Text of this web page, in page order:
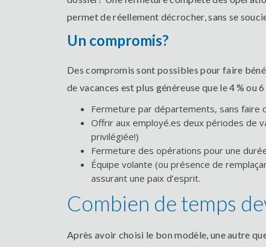
permet de réellement décrocher, sans se
Un compromis?
Des compromis sont possibles pour faire
de vacances est plus généreuse que le 4 % ou
Fermeture par départements, sans faire
Offrir aux employé.es deux périodes de
privilégiée!)
Fermeture des opérations pour une
Équipe volante (ou présence de
assurant une paix d’esprit.
Combien de temps
Après avoir choisi le bon modèle, une autre